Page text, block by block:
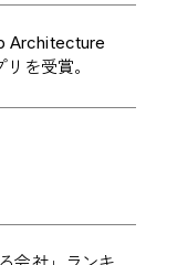
Architecture
を受賞。